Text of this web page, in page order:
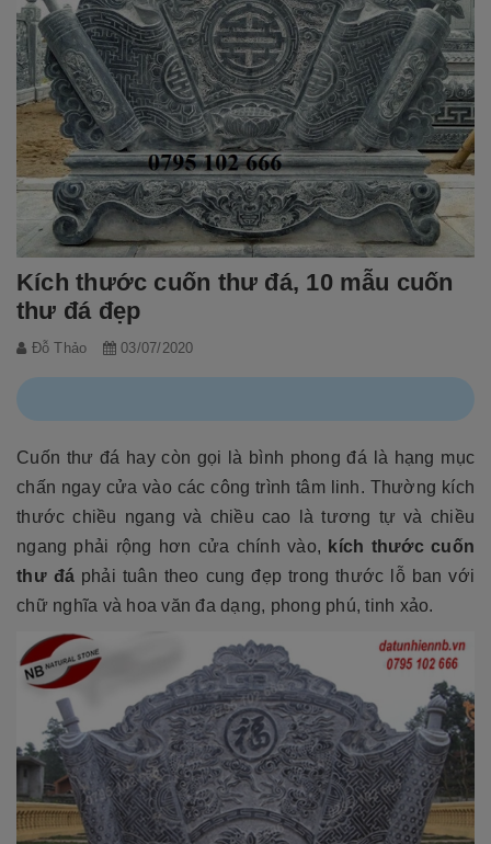
Kích thước cuốn thư đá, 10 mẫu cuốn
thư đá đẹp
Đỗ Thảo 03/07/2020
Cuốn thư đá hay còn gọi là bình phong đá là hạng mục
chấn ngay cửa vào các công trình tâm linh. Thường kích
thước chiều ngang và chiều cao là tương tự và chiều
ngang phải rộng hơn cửa chính vào, kích thước cuốn
thư đá phải tuân theo cung đẹp trong thước lỗ ban với
chữ nghĩa và hoa văn đa dạng, phong phú, tinh xảo.